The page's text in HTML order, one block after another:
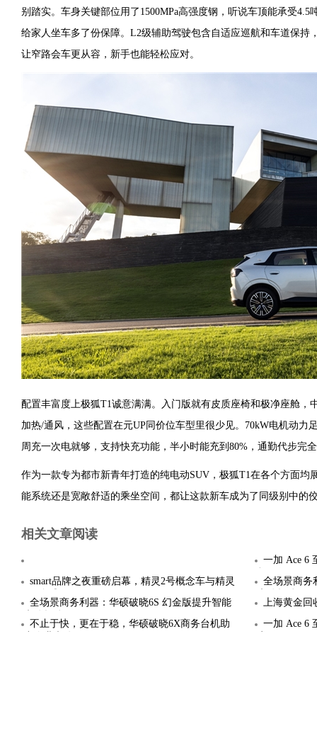
别踏实。车身关键部位用了1500MPa高强度钢，听说车顶能承受
给家人坐车多了份保障。L2级辅助驾驶包含自适应巡航和车道保持
让窄路会车更从容，新手也能轻松应对。
配置丰富度上极狐T1诚意满满。入门版就有皮质座椅和极净座舱，
加热/通风，这些配置在元UP同价位车型里很少见。70kW电机动力
周充一次电就够，支持快充功能，半小时能充到80%，通勤代步完
作为一款专为都市新青年打造的纯电动SUV，极狐T1在各个方面均
能系统还是宽敞舒适的乘坐空间，都让这款新车成为了同级别中的
相关文章阅读
一加 Ace 6
smart品牌之夜重磅启幕，精灵2号概念车与精灵
全场景商务
全场景商务利器：华硕破晓6S 幻金版提升智能
上海黄金回
不止于快，更在于稳，华硕破晓6X商务台机助
一加 Ace 6